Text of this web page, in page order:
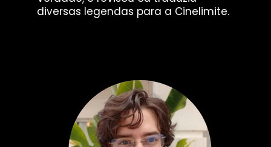
diversas legendas para a Cinelimite.